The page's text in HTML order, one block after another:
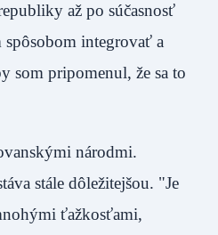
až po súčasnosť
integrovať a
som pripomenul, že sa to
národmi.
stále dôležitejšou. "Je
ťažkosťami,